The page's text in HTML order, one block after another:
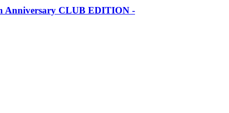
Anniversary CLUB EDITION -